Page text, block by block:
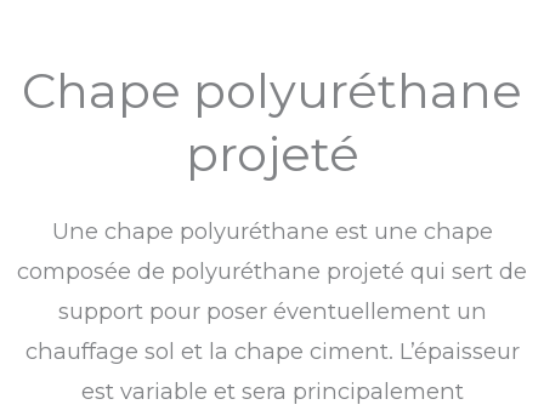
Chape polyuréthane
projeté
Une chape polyuréthane est une chape
composée de polyuréthane projeté qui sert de
support pour poser éventuellement un
chauffage sol et la chape ciment. L’épaisseur
est variable et sera principalement